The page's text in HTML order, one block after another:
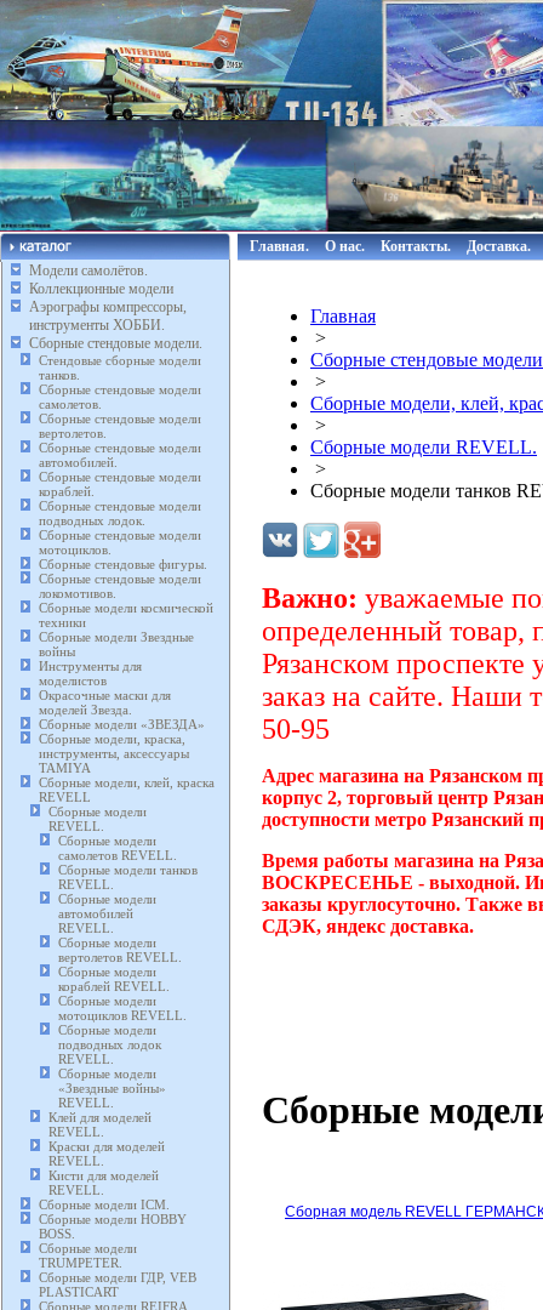
Модели самолётов.
Коллекционные модели
Аэрографы компрессоры,
инструменты ХОББИ.
Сборные стендовые модели.
Стендовые сборные модели
танков.
Сборные стендовые модели
самолетов.
Сборные стендовые модели
вертолетов.
Сборные стендовые модели
автомобилей.
Сборные стендовые модели
кораблей.
Сборные стендовые модели
подводных лодок.
Сборные стендовые модели
мотоциклов.
Сборные стендовые фигуры.
Сборные стендовые модели
локомотивов.
Сборные модели космической
техники
Сборные модели Звездные
войны
Инструменты для
моделистов
Окрасочные маски для
моделей Звезда.
Сборные модели «ЗВЕЗДА»
Сборные модели, краска,
инструменты, аксессуары
TAMIYA
Сборные модели, клей, краска
REVELL
Сборные модели
REVELL.
Сборные модели
самолетов REVELL.
Сборные модели танков
REVELL.
Сборные модели
автомобилей
REVELL.
Сборные модели
вертолетов REVELL.
Сборные модели
кораблей REVELL.
Сборные модели
мотоциклов REVELL.
Сборные модели
подводных лодок
REVELL.
Сборные модели
«Звездные войны»
REVELL.
Клей для моделей
REVELL.
Краски для моделей
REVELL.
Кисти для моделей
REVELL.
Сборные модели ICM.
Сборные модели HOBBY
BOSS.
Сборные модели
TRUMPETER.
Сборные модели ГДР, VEB
PLASTICART
Сборные модели REIFRA
Главная. О нас. Контакты. Доставка.
Главная
>
Сборные стендовые
>
Сборные модели, клей,
>
Сборные модели REVELL.
>
Сборные модели танков
Важно: уважаемые
определенный товар,
Рязанском проспекте
заказ на сайте. Наши
50-95
Адрес магазина на Рязанском
корпус 2, торговый центр
доступности метро Рязанский
Время работы магазина на
ВОСКРЕСЕНЬЕ - выходной.
заказы круглосуточно. Также
СДЭК, яндекс доставка.
Сборные
Сборная модель REVELL